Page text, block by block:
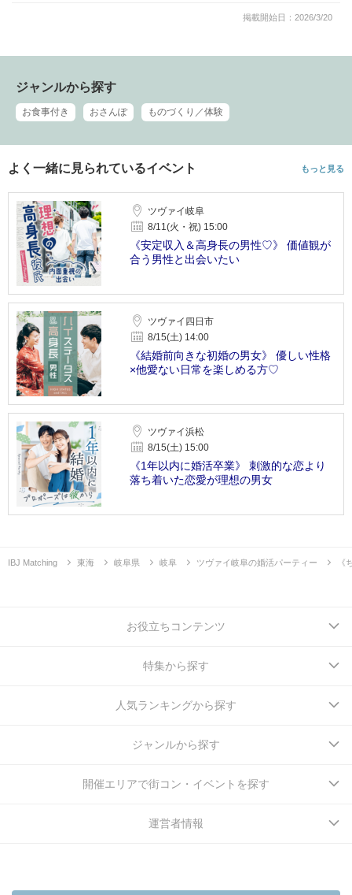
掲載開始日：2026/3/20
ジャンルから探す
お食事付き おさんぽ ものづくり／体験
よく一緒に見られているイベント もっと見る
ツヴァイ岐阜
8/11(火・祝) 15:00
《安定収入＆高身長の男性♡》 価値観が
合う男性と出会いたい
ツヴァイ四日市
8/15(土) 14:00
《結婚前向きな初婚の男女》 優しい性格
×他愛ない日常を楽しめる方♡
ツヴァイ浜松
8/15(土) 15:00
《1年以内に婚活卒業》 刺激的な恋より
落ち着いた恋愛が理想の男女
IBJ Matching 東海 岐阜県 岐阜 ツヴァイ岐阜の婚活パーティー 《
お役立ちコンテンツ
特集から探す
人気ランキングから探す
ジャンルから探す
開催エリアで街コン・イベントを探す
運営者情報